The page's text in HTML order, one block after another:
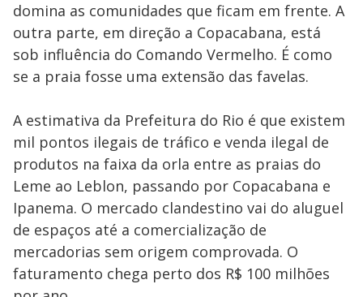
domina as comunidades que ficam em frente. A
outra parte, em direção a Copacabana, está
sob influência do Comando Vermelho. É como
se a praia fosse uma extensão das favelas.
A estimativa da Prefeitura do Rio é que existem
mil pontos ilegais de tráfico e venda ilegal de
produtos na faixa da orla entre as praias do
Leme ao Leblon, passando por Copacabana e
Ipanema. O mercado clandestino vai do aluguel
de espaços até a comercialização de
mercadorias sem origem comprovada. O
faturamento chega perto dos R$ 100 milhões